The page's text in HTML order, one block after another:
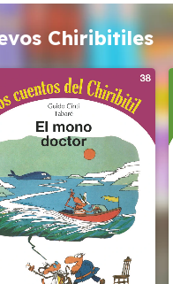
Chiribitiles